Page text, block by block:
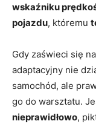
wskaźniku
pojazdu, któremu
Gdy zaświeci się na
adaptacyjny nie
samochód, ale
go do warsztatu.
nieprawidłowo,